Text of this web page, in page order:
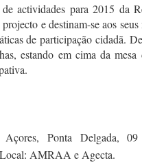
actividades para 2015 da
e destinam-se aos
de participação cidadã.
estando em cima da mesa
Ponta Delgada,
AMRAA e Agecta.